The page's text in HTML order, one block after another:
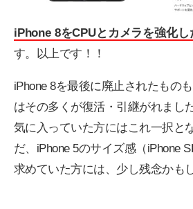
iPhone 8をCPUとカメラを強化し
す。以上です！！
iPhone 8を最後に廃止されたもの
はその多くが復活・引継がれまし
気に入っていた方にはこれ一択と
だ、iPhone 5のサイズ感（iPhone
求めていた方には、少し残念かも